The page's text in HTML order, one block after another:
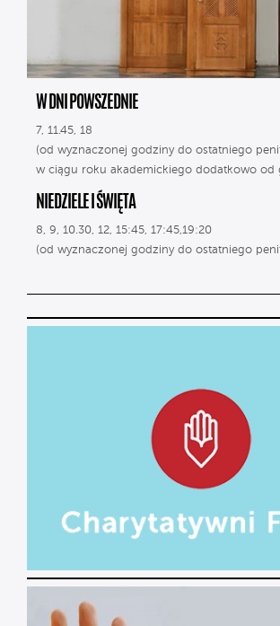
W DNI POWSZEDNIE
7, 11.45, 18
(od wyznaczonej godziny do ostatniego
w ciągu roku akademickiego dodatkowo od
NIEDZIELE I ŚWIĘTA
8, 9, 10.30, 12, 15:45, 17:45,19:20
(od wyznaczonej godziny do ostatniego